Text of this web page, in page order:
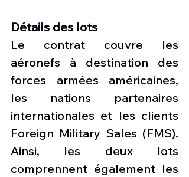
Détails des lots
Le contrat couvre les
aéronefs à destination des
forces armées américaines,
les nations partenaires
internationales et les clients
Foreign Military Sales (FMS).
Ainsi, les deux lots
comprennent également les